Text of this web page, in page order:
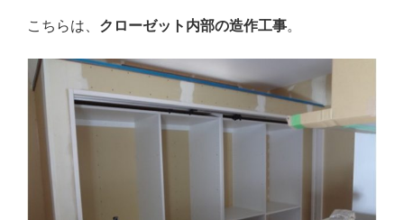
こちらは、 クローゼット内部の造作工事。